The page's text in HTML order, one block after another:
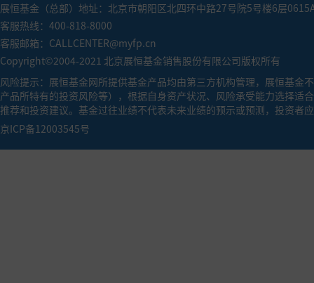
展恒基金（总部）地址：北京市朝阳区北四环中路27号院5号楼6层
客服热线：400-818-8000
客服邮箱：CALLCENTER@myfp.cn
Copyright©2004-2021 北京展恒基金销售股份有限公司版权所有
风险提示：展恒基金网所提供基金产品均由第三方机构管理，展恒基
产品所特有的投资风险等），根据自身资产状况、风险承受能力选择
推荐和投资建议。基金过往业绩不代表未来业绩的预示或预测，投资者
京ICP备12003545号